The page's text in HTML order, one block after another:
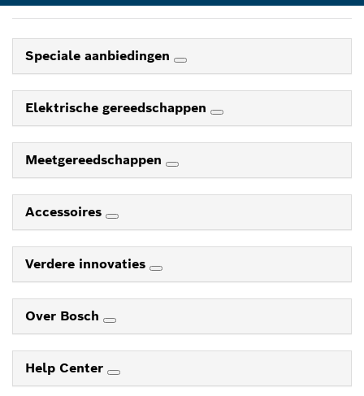
Speciale aanbiedingen
Elektrische gereedschappen
Meetgereedschappen
Accessoires
Verdere innovaties
Over Bosch
Help Center